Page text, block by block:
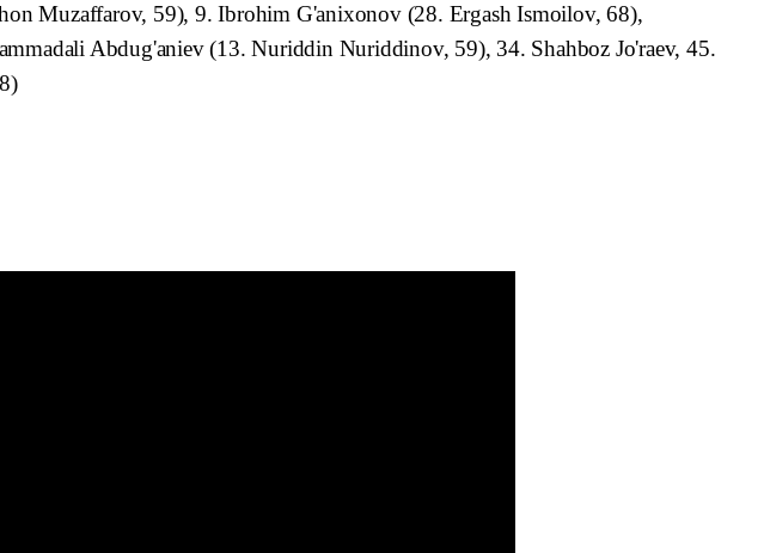
Muzaffarov, 59), 9. Ibrohim G'anixonov (28. Ergash Ismoilov, 68),
Abdug'aniev (13. Nuriddin Nuriddinov, 59), 34. Shahboz Jo'raev, 45.